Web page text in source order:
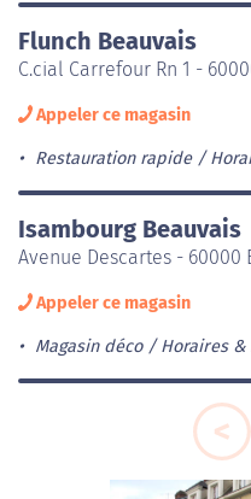
Flunch Beauvais
C.cial Carrefour Rn 1 -
Appeler ce magasin
Restauration rapide
Isambourg Beauvais
Avenue Descartes - 60000
Appeler ce magasin
Magasin déco Horaires &